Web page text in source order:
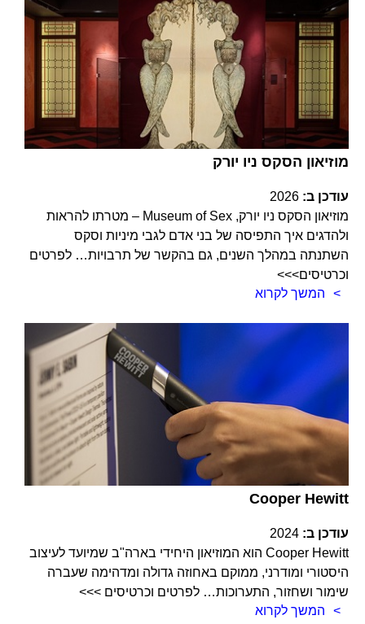
מוזיאון הסקס ניו יורק
עודכן ב: 2026
מוזיאון הסקס ניו יורק, Museum of Sex – מטרתו להראות
ולהדגים איך התפיסה של בני אדם לגבי מיניות וסקס
השתנתה במהלך השנים, גם בהקשר של תרבויות… לפרטים
וכרטיסים>>>
המשך לקרוא
Cooper Hewitt
עודכן ב: 2024
Cooper Hewitt הוא המוזיאון היחידי בארה"ב שמיועד לעיצוב
היסטורי ומודרני, ממוקם באחוזה גדולה ומדהימה שעברה
שימור ושחזור, התערוכות… לפרטים וכרטיסים >>>
המשך לקרוא